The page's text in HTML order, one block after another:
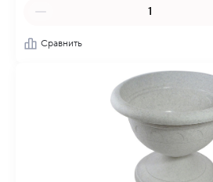
Сравнить